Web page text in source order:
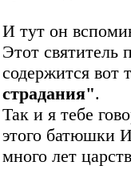
И тут он
Этот святитель
содержится вот
страдания".
Так и я тебе
этого батюшки
много лет